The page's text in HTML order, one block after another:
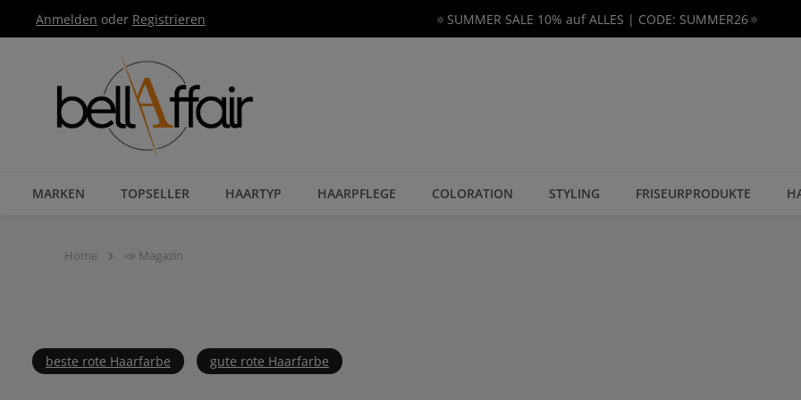
Hauptnavigation springen
Anmelden oder Registrieren 🔅SUMMER SALE 10% auf ALLES | CODE: SUMMER26🔅
MARKEN TOPSELLER HAARTYP HAARPFLEGE COLORATION STYLING FRISEURPRODUKTE
Home 📣 Magazin
beste rote Haarfarbe gute rote Haarfarbe